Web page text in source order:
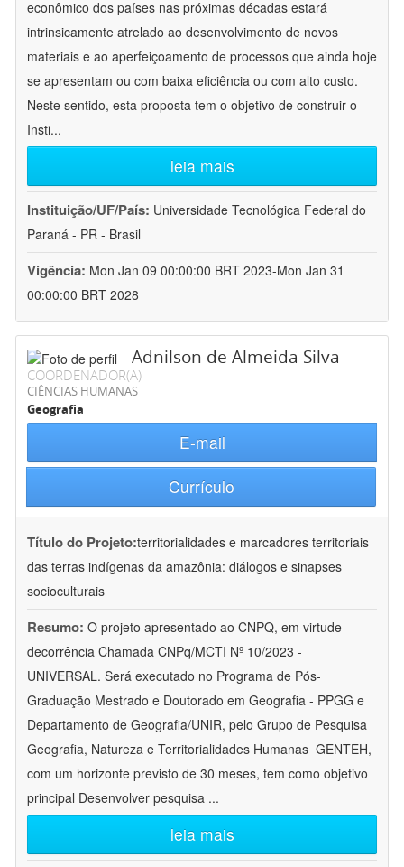
econômico dos países nas próximas décadas estará
intrinsicamente atrelado ao desenvolvimento de novos
materiais e ao aperfeiçoamento de processos que ainda hoje
se apresentam ou com baixa eficiência ou com alto custo.
Neste sentido, esta proposta tem o objetivo de construir o
Insti...
leia mais
Instituição/UF/País: Universidade Tecnológica Federal do
Paraná - PR - Brasil
Vigência: Mon Jan 09 00:00:00 BRT 2023-Mon Jan 31
00:00:00 BRT 2028
Adnilson de Almeida Silva
COORDENADOR(A)
CIÊNCIAS HUMANAS
Geografia
E-mail
Currículo
Título do Projeto:territorialidades e marcadores territoriais
das terras indígenas da amazônia: diálogos e sinapses
socioculturais
Resumo: O projeto apresentado ao CNPQ, em virtude
decorrência Chamada CNPq/MCTI Nº 10/2023 -
UNIVERSAL. Será executado no Programa de Pós-
Graduação Mestrado e Doutorado em Geografia - PPGG e
Departamento de Geografia/UNIR, pelo Grupo de Pesquisa
Geografia, Natureza e Territorialidades Humanas  GENTEH,
com um horizonte previsto de 30 meses, tem como objetivo
principal Desenvolver pesquisa ...
leia mais